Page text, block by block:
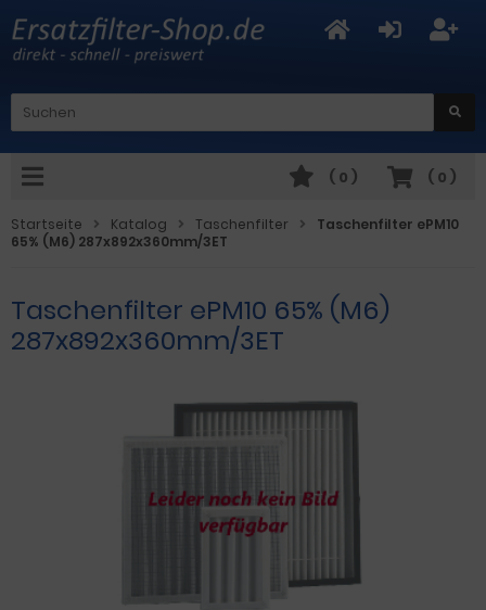
( 0 )
( 0 )
Startseite Katalog Taschenfilter
Taschenfilter ePM10
65% (M6) 287x892x360mm/3ET
Taschenfilter ePM10 65% (M6)
287x892x360mm/3ET